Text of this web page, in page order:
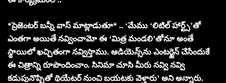
*ప్రెజెంటర్ బన్నీ వాస్ మాట్లాడుతూ* .. ‘మేము ‘లిటిల్ హార్ట్స్‌’తో
ఎంతగా అయితే నవ్వించామో ఈ ‘మిత్ర మండలి’తోనూ అంతే
స్థాయిలో ఖచ్చితంగా నవ్విస్తాము. ఆడియెన్స్‌ను ఎంటర్టైన్ చేసేందుకే
ఈ చిత్రాన్ని రూపొందించాం. సినిమా చూసి మీరు నవ్వి నవ్వి
కడుపునొప్పితో థియేటర్ నుంచి బయటకు వెళ్తారు’ అని అన్నారు.